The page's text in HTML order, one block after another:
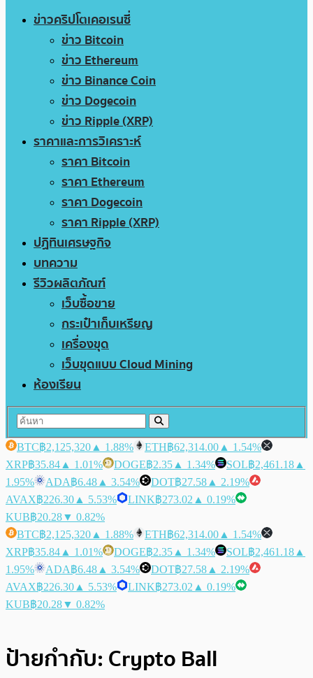
ข่าวคริปโตเคอเรนซี่
ข่าว Bitcoin
ข่าว Ethereum
ข่าว Binance Coin
ข่าว Dogecoin
ข่าว Ripple (XRP)
ราคาและการวิเคราะห์
ราคา Bitcoin
ราคา Ethereum
ราคา Dogecoin
ราคา Ripple (XRP)
ปฏิทินเศรษฐกิจ
บทความ
รีวิวผลิตภัณฑ์
เว็บซื้อขาย
กระเป๋าเก็บเหรียญ
เครื่องขุด
เว็บขุดแบบ Cloud Mining
ห้องเรียน
BTC฿2,125,320 ▲ 1.88% ETH฿62,314.00 ▲ 1.54%
XRP฿35.84 ▲ 1.01% DOGE฿2.35 ▲ 1.34% SOL฿2,461.18 ▲
1.95%
ADA฿6.48 ▲ 3.54% DOT฿27.58 ▲ 2.19%
AVAX฿226.30 ▲ 5.53% LINK฿273.02 ▲ 0.19%
KUB฿20.28▼ 0.82%
BTC฿2,125,320 ▲ 1.88% ETH฿62,314.00 ▲ 1.54%
XRP฿35.84 ▲ 1.01% DOGE฿2.35 ▲ 1.34% SOL฿2,461.18 ▲
1.95%
ADA฿6.48 ▲ 3.54% DOT฿27.58 ▲ 2.19%
AVAX฿226.30 ▲ 5.53% LINK฿273.02 ▲ 0.19%
KUB฿20.28▼ 0.82%
ป้ายกำกับ: Crypto Ball